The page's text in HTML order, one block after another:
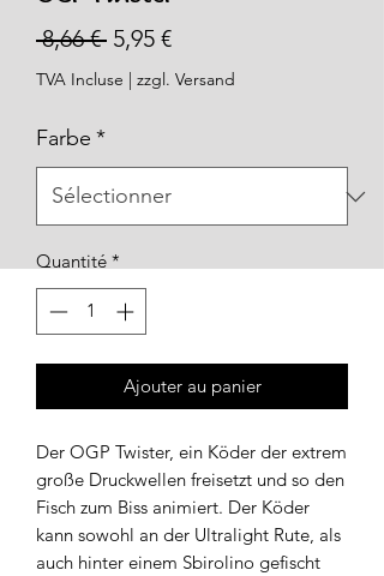
8,66 € Prix
original
5,95 €Prix
promotionnel
TVA Incluse | zzgl. Versand
Farbe *
Quantité *
Ajouter au panier
Der OGP Twister, ein Köder der extrem
große Druckwellen freisetzt und so den
Fisch zum Biss animiert. Der Köder
kann sowohl an der Ultralight Rute, als
auch hinter einem Sbirolino gefischt